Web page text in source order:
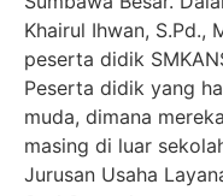
Khairul Ihwan, S.Pd.,
peserta didik
Peserta didik yang
muda, dimana
masing di luar
Jurusan Usaha